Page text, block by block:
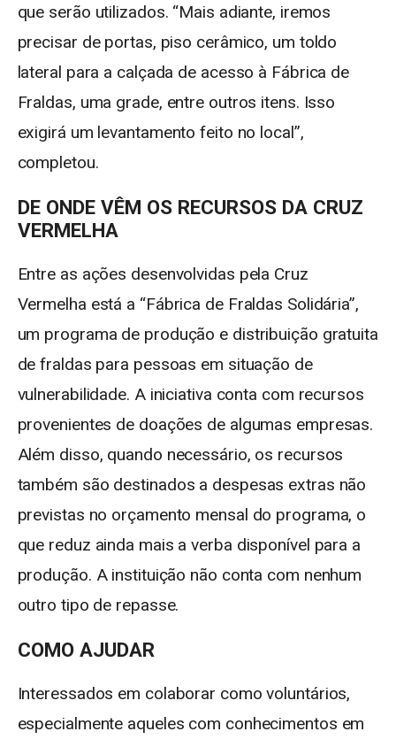
que serão utilizados. “Mais adiante, iremos
precisar de portas, piso cerâmico, um toldo
lateral para a calçada de acesso à Fábrica de
Fraldas, uma grade, entre outros itens. Isso
exigirá um levantamento feito no local”,
completou.
DE ONDE VÊM OS RECURSOS DA CRUZ
VERMELHA
Entre as ações desenvolvidas pela Cruz
Vermelha está a “Fábrica de Fraldas Solidária”,
um programa de produção e distribuição gratuita
de fraldas para pessoas em situação de
vulnerabilidade. A iniciativa conta com recursos
provenientes de doações de algumas empresas.
Além disso, quando necessário, os recursos
também são destinados a despesas extras não
previstas no orçamento mensal do programa, o
que reduz ainda mais a verba disponível para a
produção. A instituição não conta com nenhum
outro tipo de repasse.
COMO AJUDAR
Interessados em colaborar como voluntários,
especialmente aqueles com conhecimentos em